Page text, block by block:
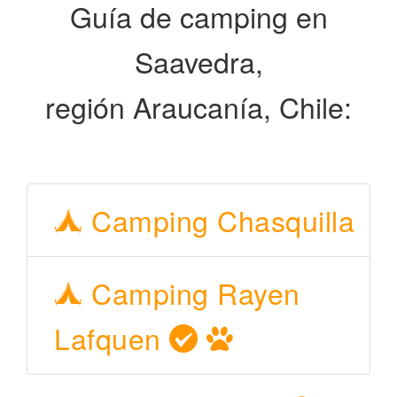
Guía de camping en
Saavedra,
región Araucanía, Chile:
Camping Chasquilla
Camping Rayen
Lafquen